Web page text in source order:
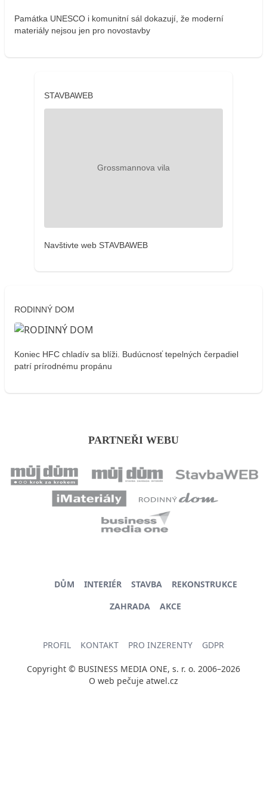
Památka UNESCO i komunitní sál dokazují, že moderní
materiály nejsou jen pro novostavby
STAVBAWEB
Navštivte web STAVBAWEB
RODINNÝ DOM
Koniec HFC chladív sa blíži. Budúcnosť tepelných čerpadiel
patrí prírodnému propánu
PARTNEŘI WEBU
DŮM INTERIÉR STAVBA
REKONSTRUKCE
ZAHRADA
AKCE
PROFIL KONTAKT PRO INZERENTY GDPR
Copyright © BUSINESS MEDIA ONE, s. r. o. 2006–2026